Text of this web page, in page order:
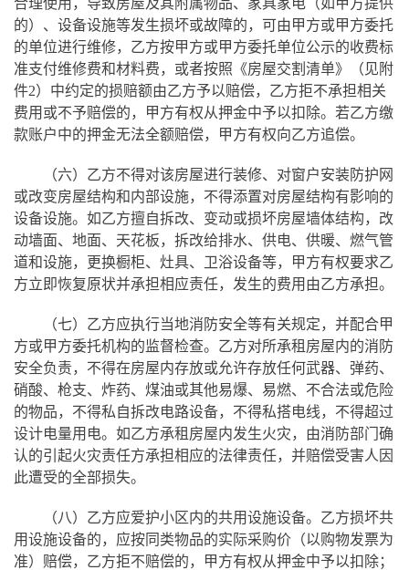
合理使用，导致房屋及其附属物品、家具家电（如甲方提供
的）、设备设施等发生损坏或故障的，可由甲方或甲方委托
的单位进行维修，乙方按甲方或甲方委托单位公示的收费标
准支付维修费和材料费，或者按照《房屋交割清单》（见附
件2）中约定的损赔额由乙方予以赔偿，乙方拒不承担相关
费用或不予赔偿的，甲方有权从押金中予以扣除。若乙方缴
款账户中的押金无法全额赔偿，甲方有权向乙方追偿。
（六）乙方不得对该房屋进行装修、对窗户安装防护网
或改变房屋结构和内部设施，不得添置对房屋结构有影响的
设备设施。如乙方擅自拆改、变动或损坏房屋墙体结构，改
动墙面、地面、天花板，拆改给排水、供电、供暖、燃气管
道和设施，更换橱柜、灶具、卫浴设备等，甲方有权要求乙
方立即恢复原状并承担相应责任，发生的费用由乙方承担。
（七）乙方应执行当地消防安全等有关规定，并配合甲
方或甲方委托机构的监督检查。乙方对所承租房屋内的消防
安全负责，不得在房屋内存放或允许存放任何武器、弹药、
硝酸、枪支、炸药、煤油或其他易爆、易燃、不合法或危险
的物品，不得私自拆改电路设备，不得私搭电线，不得超过
设计电量用电。如乙方承租房屋内发生火灾，由消防部门确
认的引起火灾责任方承担相应的法律责任，并赔偿受害人因
此遭受的全部损失。
（八）乙方应爱护小区内的共用设施设备。乙方损坏共
用设施设备的，应按同类物品的实际采购价（以购物发票为
准）赔偿，乙方拒不赔偿的，甲方有权从押金中予以扣除；